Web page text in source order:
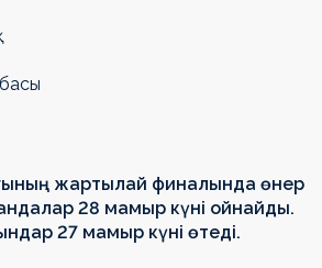
жартылай финалында өнер
28 мамыр күні ойнайды.
27 мамыр күні өтеді.